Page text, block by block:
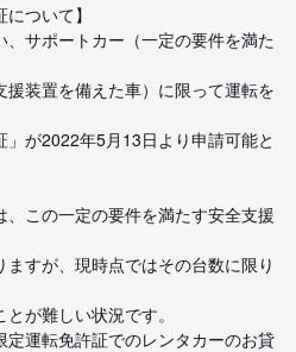
ついて】
、サポートカー（一定の要件を満た
装置を備えた車）に限って運転を
」が2022年5月13日より申請可能と
この一定の要件を満たす安全支援
すが、現時点ではその台数に限り
が難しい状況です。
運転免許証でのレンタカーのお貸